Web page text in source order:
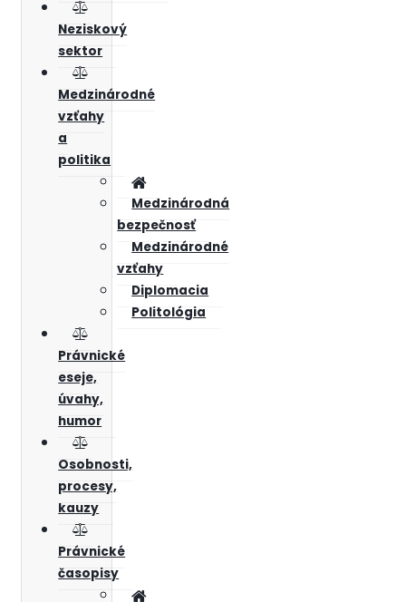
Neziskový
sektor
Medzinárodné
vzťahy
a
politika
Medzinárodná
bezpečnosť
Medzinárodné
vzťahy
Diplomacia
Politológia
Právnické
eseje,
úvahy,
humor
Osobnosti,
procesy,
kauzy
Právnické
časopisy